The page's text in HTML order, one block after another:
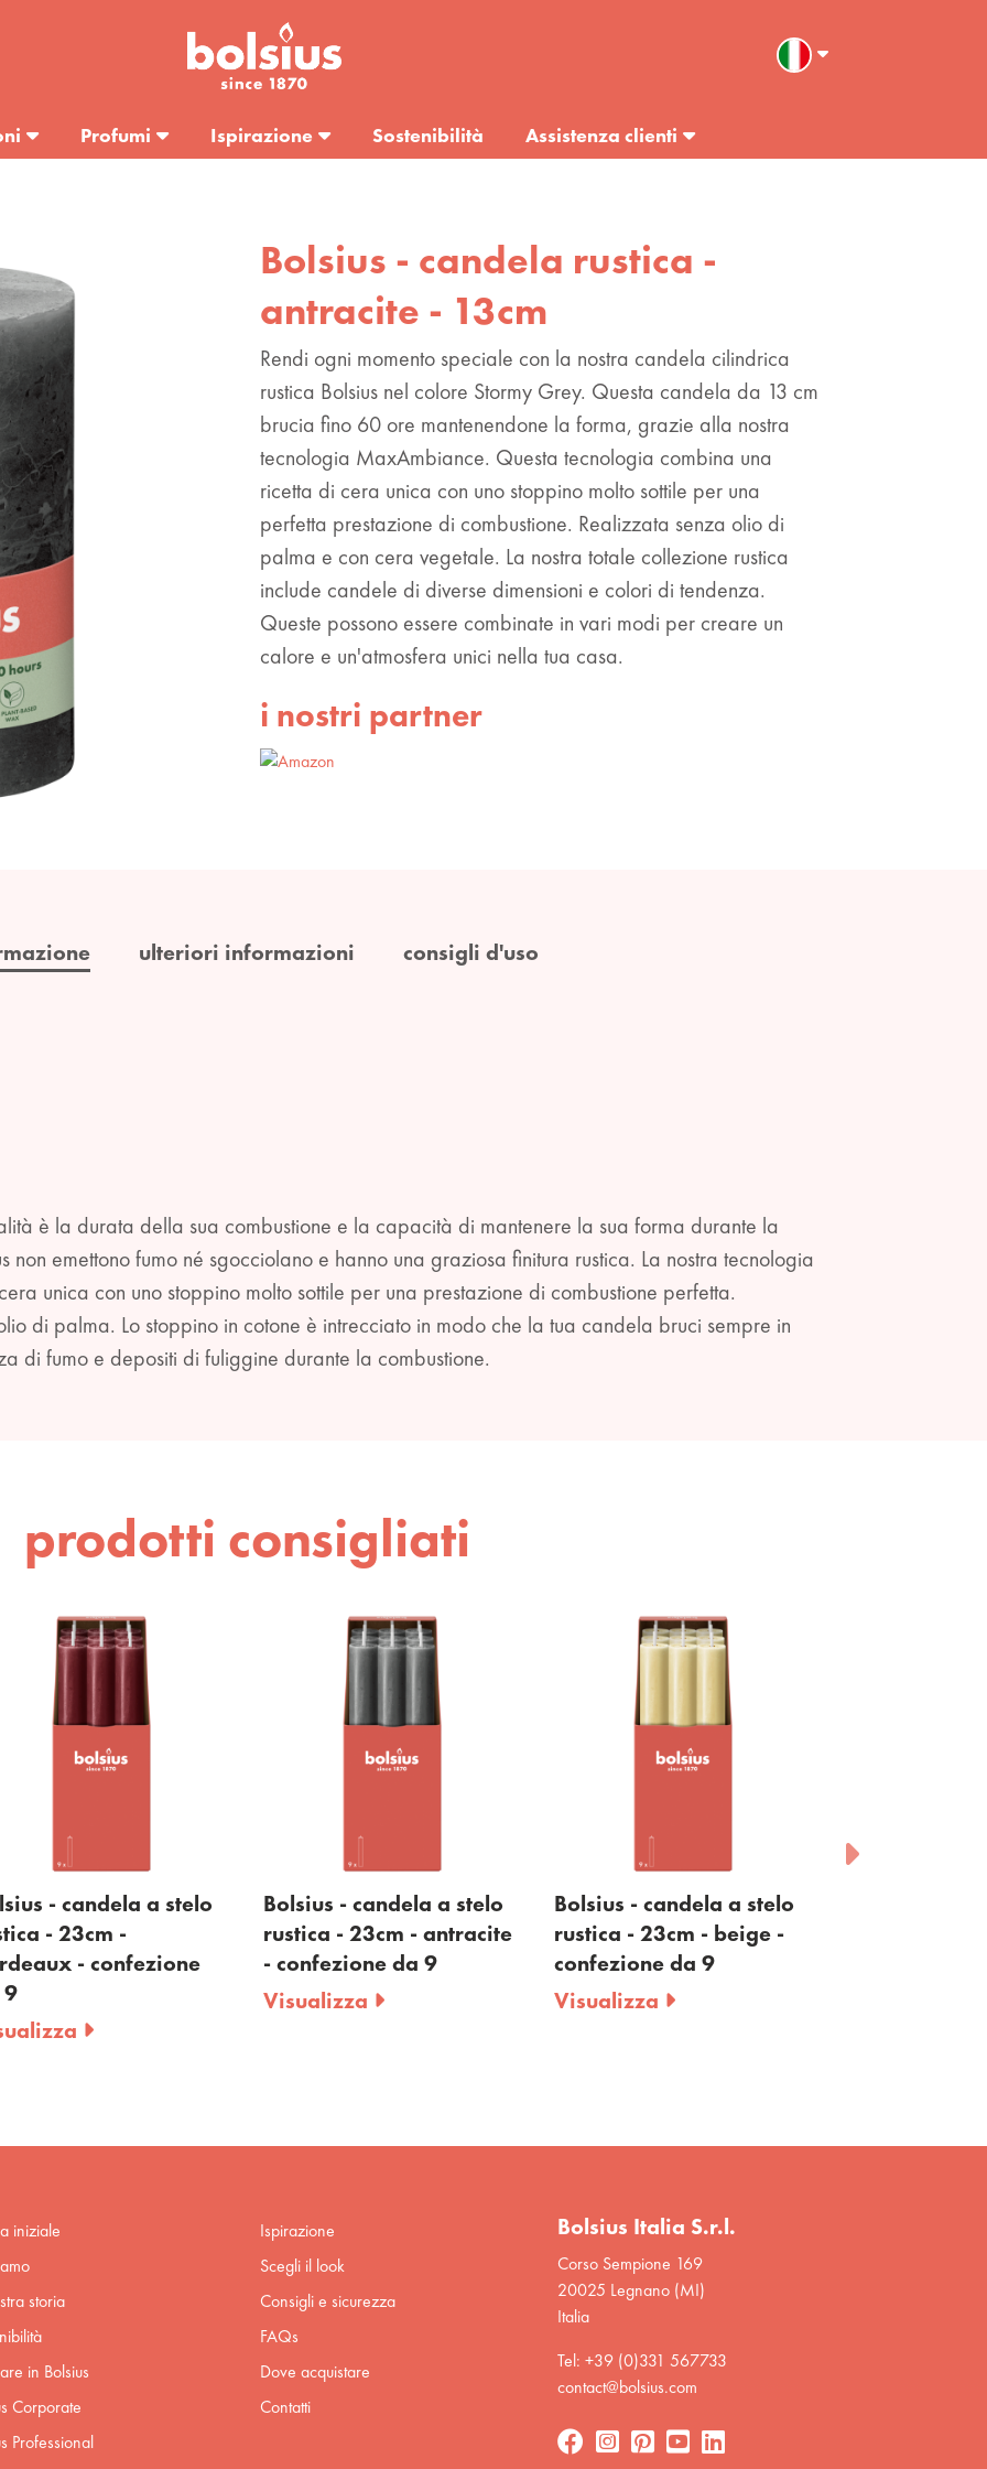
Profumi Ispirazione Sostenibilità Assistenza clienti
Bolsius - candela rustica -
antracite - 13cm
Rendi ogni momento speciale con la nostra candela cilindrica
rustica Bolsius nel colore Stormy Grey. Questa candela da 13 cm
brucia fino 60 ore mantenendone la forma, grazie alla nostra
tecnologia MaxAmbiance. Questa tecnologia combina una
ricetta di cera unica con uno stoppino molto sottile per una
perfetta prestazione di combustione. Realizzata senza olio di
palma e con cera vegetale. La nostra totale collezione rustica
include candele di diverse dimensioni e colori di tendenza.
Queste possono essere combinate in vari modi per creare un
calore e un'atmosfera unici nella tua casa.
i nostri partner
ulteriori informazioni consigli d'uso
è la durata della sua combustione e la capacità di mantenere la sua forma durante la
non emettono fumo né sgocciolano e hanno una graziosa finitura rustica. La nostra tecnologia
unica con uno stoppino molto sottile per una prestazione di combustione perfetta.
di palma. Lo stoppino in cotone è intrecciato in modo che la tua candela bruci sempre in
di fumo e depositi di fuliggine durante la combustione.
prodotti consigliati
- candela a stelo
- 23cm -
- confezione
Bolsius - candela a stelo
rustica - 23cm - antracite
- confezione da 9
Visualizza
Bolsius - candela a stelo
rustica - 23cm - beige -
confezione da 9
Visualizza
iniziale
storia
in Bolsius
Corporate
Professional
Ispirazione
Scegli il look
Consigli e sicurezza
FAQs
Dove acquistare
Contatti
Bolsius Italia S.r.l.
Corso Sempione 169
20025 Legnano (MI)
Italia
Tel: +39 (0)331 567733
contact@bolsius.com